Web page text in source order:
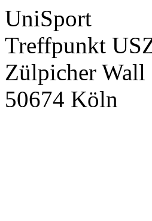
UniSport
Treffpunkt
Zülpicher Wall
50674 Köln